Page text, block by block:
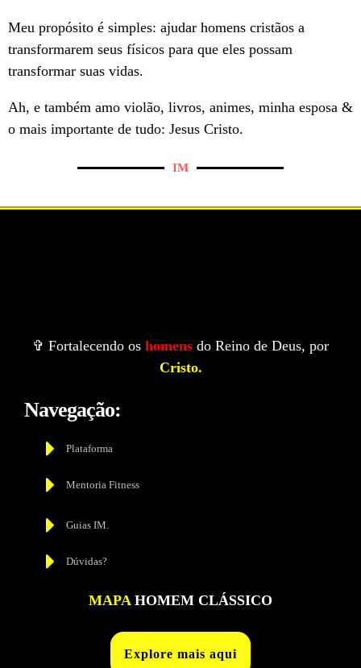
Meu propósito é simples: ajudar homens cristãos a
transformarem seus físicos para que eles possam
transformar suas vidas.
Ah, e também amo violão, livros, animes, minha esposa &
o mais importante de tudo: Jesus Cristo.
IM
✞ Fortalecendo os homens do Reino de Deus, por
Cristo.
Navegação:
Plataforma
Mentoria Fitness
Guias IM.
Dúvidas?
MAPA HOMEM CLÁSSICO
Explore mais aqui